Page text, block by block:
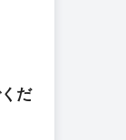
だ